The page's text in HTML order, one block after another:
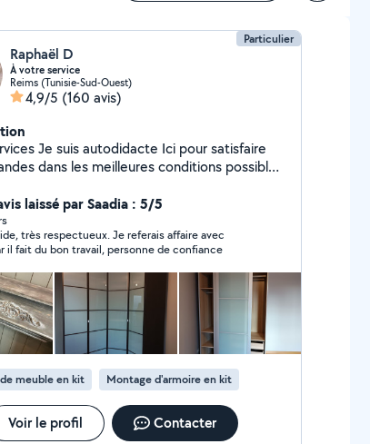
Particulier
Raphaël D
À votre service
Reims (Tunisie-Sud-Ouest)
4,9/5 (160 avis)
Je suis autodidacte Ici pour satisfaire
dans les meilleures conditions possibles
laissé par Saadia : 5/5
Je referais affaire avec
car il fait du bon travail, personne de confiance
meuble en kit Montage d'armoire en kit
Voir le profil Contacter